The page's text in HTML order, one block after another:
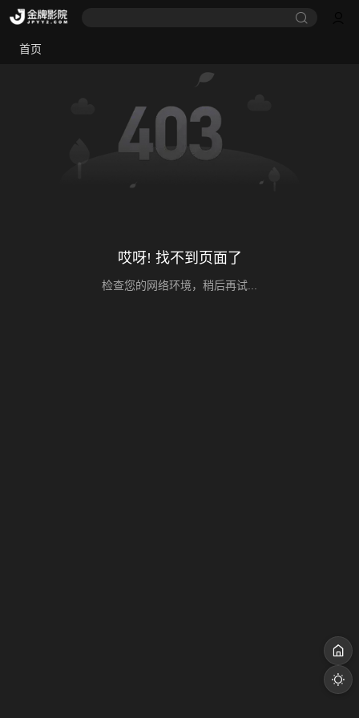
首页
哎呀! 找不到页面了
检查您的网络环境，稍后再试...